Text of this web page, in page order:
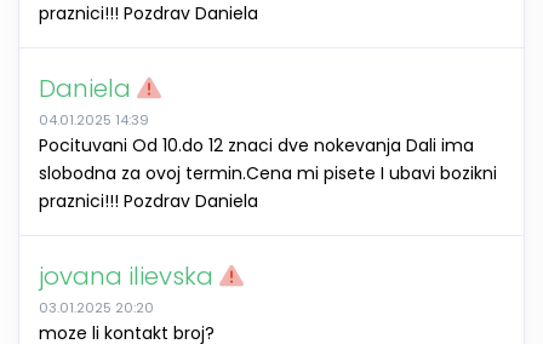
praznici!!! Pozdrav Daniela
Daniela
04.01.2025 14:39
Pocituvani Od 10.do 12 znaci dve nokevanja Dali ima
slobodna za ovoj termin.Cena mi pisete I ubavi bozikni
praznici!!! Pozdrav Daniela
jovana ilievska
03.01.2025 20:20
moze li kontakt broj?